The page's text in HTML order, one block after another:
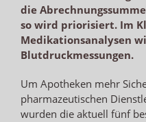
die
so wird priorisiert. Im
Medikationsanalysen
Blutdruckmessungen.
Um Apotheken mehr
pharmazeutischen
wurden die aktuell fünf